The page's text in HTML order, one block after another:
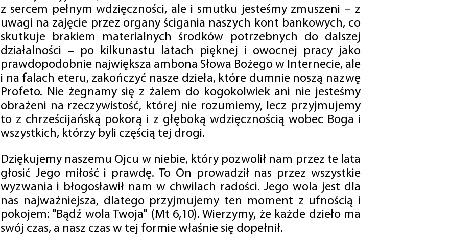
z sercem pełnym wdzięczności, ale i smutku jesteśmy zmuszeni – z
uwagi na zajęcie przez organy ścigania naszych kont bankowych, co
skutkuje brakiem materialnych środków potrzebnych do dalszej
działalności – po kilkunastu latach pięknej i owocnej pracy jako
prawdopodobnie największa ambona Słowa Bożego w Internecie, ale
i na falach eteru, zakończyć nasze dzieła, które dumnie noszą nazwę
Profeto. Nie żegnamy się z żalem do kogokolwiek ani nie jesteśmy
obrażeni na rzeczywistość, której nie rozumiemy, lecz przyjmujemy
to z chrześcijańską pokorą i z głęboką wdzięcznością wobec Boga i
wszystkich, którzy byli częścią tej drogi.
Dziękujemy naszemu Ojcu w niebie, który pozwolił nam przez te lata
głosić Jego miłość i prawdę. To On prowadził nas przez wszystkie
wyzwania i błogosławił nam w chwilach radości. Jego wola jest dla
nas najważniejsza, dlatego przyjmujemy ten moment z ufnością i
pokojem: "Bądź wola Twoja" (Mt 6,10). Wierzymy, że każde dzieło ma
swój czas, a nasz czas w tej formie właśnie się dopełnił.